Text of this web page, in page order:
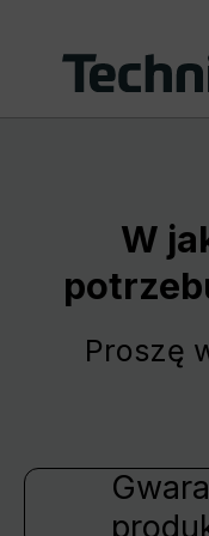
Przejdź do głównej
W
Proszę